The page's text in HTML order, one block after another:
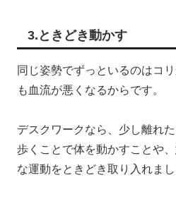
3.ときどき動かす
同じ姿勢でずっといるのはコ
も血流が悪くなるからです。
デスクワークなら、少し離れ
歩くことで体を動かすことや
な運動をときどき取り入れまし